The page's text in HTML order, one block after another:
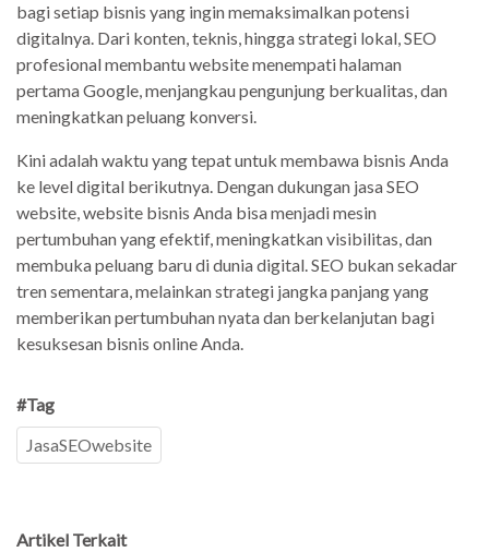
bagi setiap bisnis yang ingin memaksimalkan potensi
digitalnya. Dari konten, teknis, hingga strategi lokal, SEO
profesional membantu website menempati halaman
pertama Google, menjangkau pengunjung berkualitas, dan
meningkatkan peluang konversi.
Kini adalah waktu yang tepat untuk membawa bisnis Anda
ke level digital berikutnya. Dengan dukungan jasa SEO
website, website bisnis Anda bisa menjadi mesin
pertumbuhan yang efektif, meningkatkan visibilitas, dan
membuka peluang baru di dunia digital. SEO bukan sekadar
tren sementara, melainkan strategi jangka panjang yang
memberikan pertumbuhan nyata dan berkelanjutan bagi
kesuksesan bisnis online Anda.
#Tag
JasaSEOwebsite
Artikel Terkait